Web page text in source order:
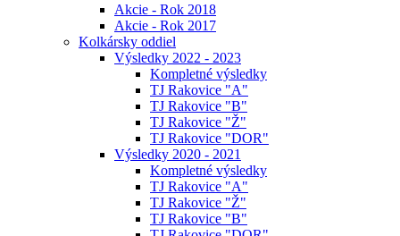
Akcie - Rok 2018
Akcie - Rok 2017
Kolkársky oddiel
Výsledky 2022 - 2023
Kompletné výsledky
TJ Rakovice "A"
TJ Rakovice "B"
TJ Rakovice "Ž"
TJ Rakovice "DOR"
Výsledky 2020 - 2021
Kompletné výsledky
TJ Rakovice "A"
TJ Rakovice "Ž"
TJ Rakovice "B"